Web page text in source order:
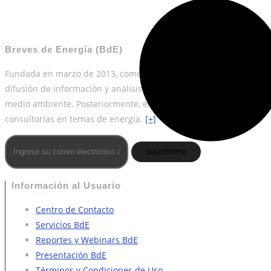
Breves de Energía (BdE)
Fundada en marzo de 2013, como una plataforma de desarrollo y
difusión de información y análisis estratégico en temas de
medio ambiente. Posteriormente, en 2018 sumó los servicios de
consultorías en temas de energía. [+]
suscribirme
Información al Usuario
Centro de Contacto
Servicios BdE
Reportes y Webinars BdE
Presentación BdE